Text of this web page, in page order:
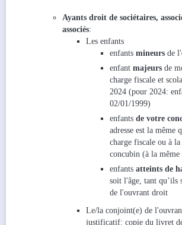
Ayants droit de sociétaires,
associés:
Les enfants
enfants mineurs de
enfant majeurs de
charge fiscale et
2024 (pour 2024:
02/01/1999)
enfants de votre
adresse est la même
charge fiscale ou à
concubin (à la même
enfants atteints de
soit l'âge, tant qu’ils
de l'ouvrant droit
Le/la conjoint(e) de
justificatif: copie du livret